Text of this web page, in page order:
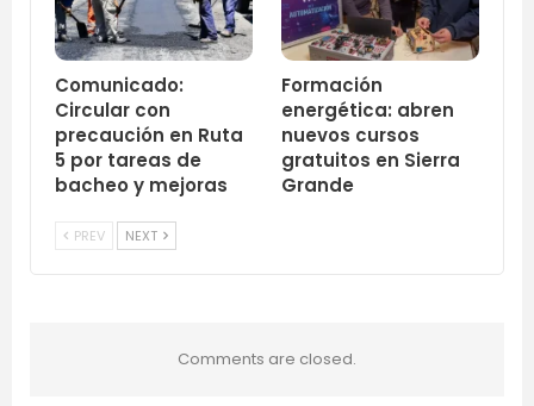
Comunicado:
Circular con
precaución en Ruta
5 por tareas de
bacheo y mejoras
Formación
energética: abren
nuevos cursos
gratuitos en Sierra
Grande
PREV NEXT
Comments are closed.